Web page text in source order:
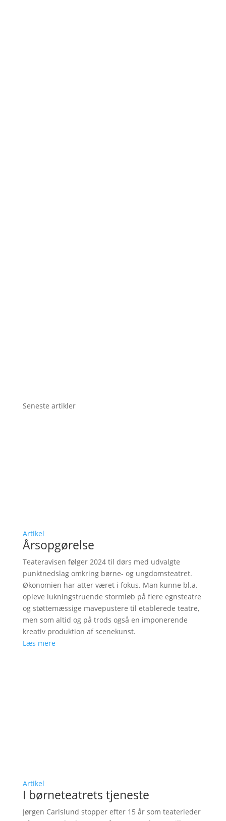
Seneste artikler
Artikel
Årsopgørelse
Teateravisen følger 2024 til dørs med udvalgte
punktnedslag omkring børne- og ungdomsteatret.
Økonomien har atter været i fokus. Man kunne bl.a.
opleve lukningstruende stormløb på flere egnsteatre
og støttemæssige mavepustere til etablerede teatre,
men som altid og på trods også en imponerende
kreativ produktion af scenekunst.
Læs mere
Artikel
I børneteatrets tjeneste
Jørgen Carlslund stopper efter 15 år som teaterleder